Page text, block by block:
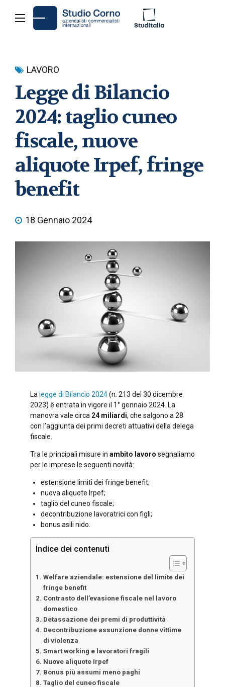
LAVORO
Legge di Bilancio
2024: taglio cuneo
fiscale, nuove
aliquote Irpef, fringe
benefit
18 Gennaio 2024
La legge di Bilancio 2024(n. 213 del 30 dicembre
2023) è entrata in vigore il 1° gennaio 2024. La
manovra vale circa 24 miliardi, che salgono a 28
con l’aggiunta dei primi decreti attuativi della delega
fiscale.
Tra le principali misure in ambito lavoro segnaliamo
per le imprese le seguenti novità:
estensione limiti dei fringe benefit;
nuova aliquote Irpef;
taglio del cuneo fiscale;
decontribuzione lavoratrici con figli;
bonus asili nido.
Indice dei contenuti
Welfare aziendale: estensione del limite dei
fringe benefit
Contrasto dell’evasione fiscale nel lavoro
domestico
Detassazione dei premi di produttività
Decontribuzione assunzione donne vittime
di violenza
Smart working e lavoratori fragili
Nuove aliquote Irpef
Bonus più assumi meno paghi
Taglio del cuneo fiscale